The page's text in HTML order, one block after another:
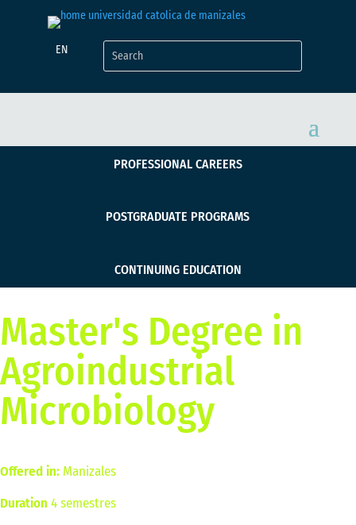
EN
PROFESSIONAL CAREERS
POSTGRADUATE PROGRAMS
CONTINUING EDUCATION
Master's Degree in
Agroindustrial
Microbiology
Offered in: Manizales
Duration 4 semestres